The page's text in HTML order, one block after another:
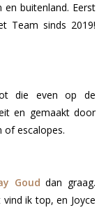
buitenland. Eerst
Team sinds 2019!
die even op de
en gemaakt door
of escalopes.
Goud dan graag.
ik top, en Joyce